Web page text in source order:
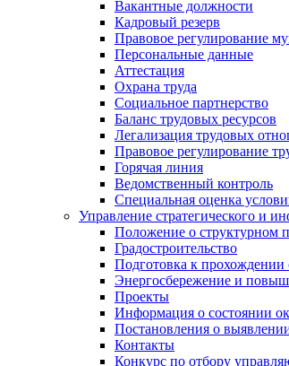
Вакантные должности
Кадровый резерв
Правовое регулирование
Персональные данные
Аттестация
Охрана труда
Социальное партнерство
Баланс трудовых ресурсов
Легализация трудовых
Правовое регулирование
Горячая линия
Ведомственный контроль
Специальная оценка
Управление стратегического и
Положение о структурном
Градостроительство
Подготовка к
Энергосбережение и
Проекты
Информация о состоянии
Постановления о
Контакты
Конкурс по отбору